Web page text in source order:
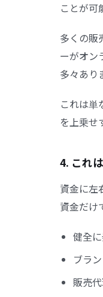
ことが可
多くの販
ーがオン
多々あり
これは
を上乗せ
4. これ
資金に左
資金だけ
健全
ブラ
販売